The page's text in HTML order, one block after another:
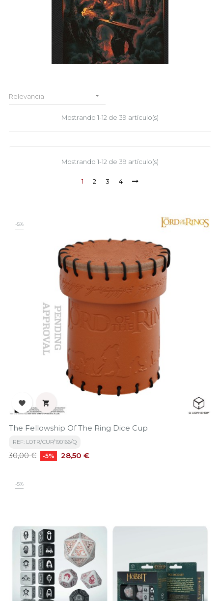
Relevancia 
Mostrando 1-12 de 39 artículo(s)
Mostrando 1-12 de 39 artículo(s)
1 2 3 4
-5%
 
The Fellowship Of The Ring Dice Cup
REF: LOTR/CUP/190166/Q
Precio
30,00 € -5% Precio
28,50 €
-5%